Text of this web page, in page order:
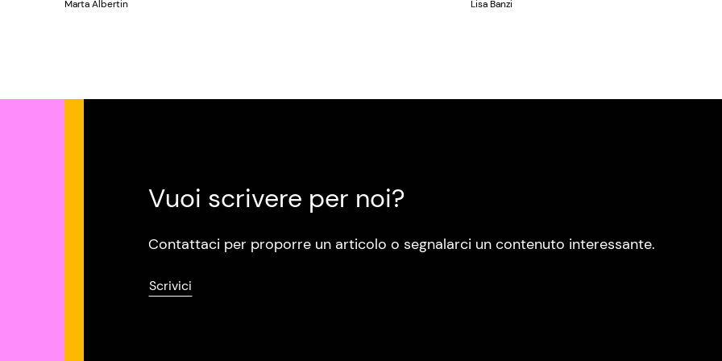
Marta Albertin Lisa Banzi
Vuoi scrivere per noi?
Contattaci per proporre un articolo o segnalarci un contenuto interessante.
Scrivici